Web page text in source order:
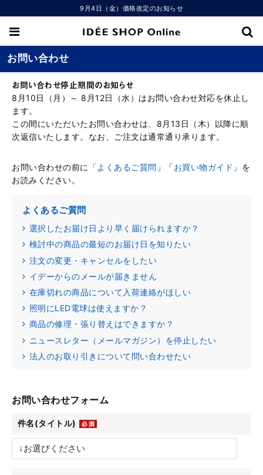
9月4日（金）価格改定のお知らせ
お問い合わせ
お問い合わせ停止期間のお知らせ
8月10日（月）～ 8月12日（水）はお問い合わせ対応を休止し
ます。
この間にいただいたお問い合わせは、8月13日（木）以降に順
次返信いたします。なお、ご注文は通常通り承ります。
お問い合わせの前に「よくあるご質問 」「お買い物ガイド 」を
お読みください。
よくあるご質問
選択したお届け日より早く届けられますか？
検討中の商品の最短のお届け日を知りたい
注文の変更・キャンセルをしたい
イデーからのメールが届きません
在庫切れの商品について入荷連絡がほしい
照明にLED電球は使えますか？
商品の修理・張り替えはできますか？
ニュースレター（メールマガジン）を停止したい
法人のお取り引きについて問い合わせたい
お問い合わせフォーム
件名(タイトル)